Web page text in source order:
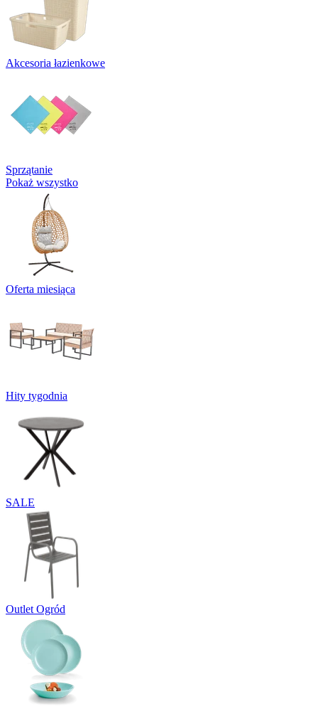
Akcesoria łazienkowe
Sprzątanie
Pokaż wszystko
Oferta miesiąca
Hity tygodnia
SALE
Outlet Ogród